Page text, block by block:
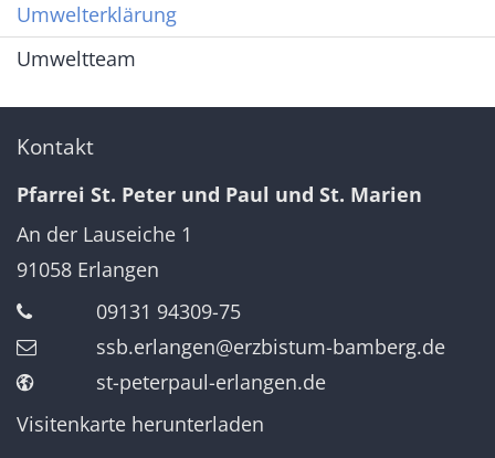
Umwelterklärung
Umweltteam
Kontakt
Pfarrei St. Peter und Paul und St. Marien
An der Lauseiche 1
91058 Erlangen
09131 94309-75
ssb.erlangen@erzbistum-bamberg.de
st-peterpaul-erlangen.de
Visitenkarte herunterladen